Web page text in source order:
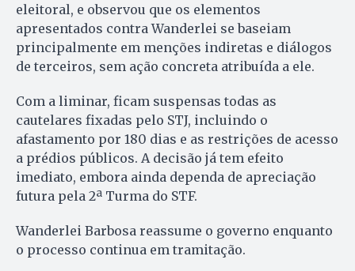
eleitoral, e observou que os elementos
apresentados contra Wanderlei se baseiam
principalmente em menções indiretas e diálogos
de terceiros, sem ação concreta atribuída a ele.
Com a liminar, ficam suspensas todas as
cautelares fixadas pelo STJ, incluindo o
afastamento por 180 dias e as restrições de acesso
a prédios públicos. A decisão já tem efeito
imediato, embora ainda dependa de apreciação
futura pela 2ª Turma do STF.
Wanderlei Barbosa reassume o governo enquanto
o processo continua em tramitação.